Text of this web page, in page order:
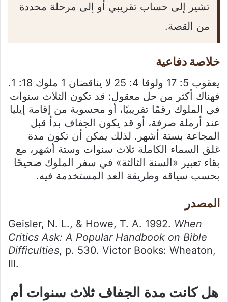
تشير إلى حساب تقريبي أو إلى مرحلة محددة
من القصة.
خلاصة دفاعية
يعقوب 5: 17 ولوقا 4: 25 لا يناقضان 1 ملوك 18: 1.
فهناك أكثر من حل معقول: قد تكون الثلاث سنوات
في الملوك رقمًا تقريبيًا، أو محسوبة من إقامة إيليا
عند أرملة صرفة، أو قد يكون الجفاف بدأ قبل
المجاعة بستة أشهر. لذلك يمكن أن تكون مدة
غلق السماء الكاملة ثلاث سنوات وستة أشهر، مع
بقاء تعبير «السنة الثالثة» في سفر الملوك صحيحًا
بحسب سياقه وطريقة العد المستخدمة فيه.
المصدر
Geisler, N. L., & Howe, T. A. 1992. When
Critics Ask: A Popular Handbook on Bible
Difficulties, p. 530. Victor Books: Wheaton,
Ill.
هل كانت مدة الجفاف ثلاث سنوات أم